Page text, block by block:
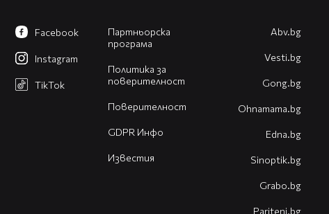
Партньорска
програма
Политика за
поверителност
Поверителност
GDPR Инфо
Известия
Facebook
Instagram
TikTok
Abv.bg
Vesti.bg
Gong.bg
Оhnamama.bg
Edna.bg
Sinoptik.bg
Grabo.bg
Pariteni.bg